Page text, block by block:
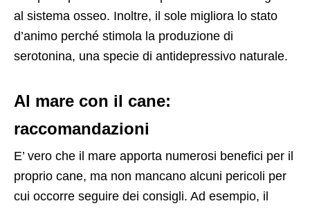
al sistema osseo. Inoltre, il sole migliora lo stato
d’animo perché stimola la produzione di
serotonina, una specie di antidepressivo naturale.
Al mare con il cane:
raccomandazioni
E’ vero che il mare apporta numerosi benefici per il
proprio cane, ma non mancano alcuni pericoli per
cui occorre seguire dei consigli. Ad esempio, il